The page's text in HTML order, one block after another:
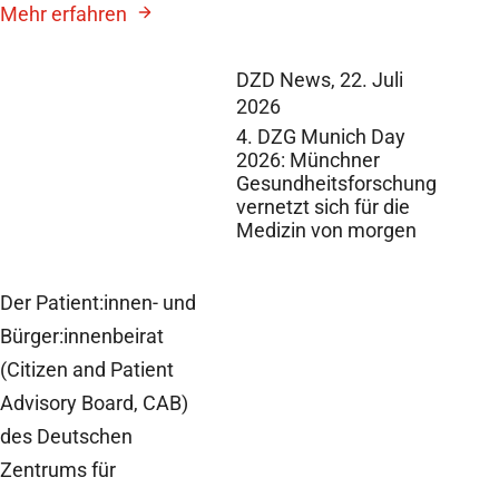
DZD News, 22. Juli
2026
4. DZG Munich Day
2026: Münchner
Gesundheitsforschung
vernetzt sich für die
Medizin von morgen
Mehr erfahren
Der Patient:innen- und
Bürger:innenbeirat
(Citizen and Patient
Advisory Board, CAB)
des Deutschen
Zentrums für